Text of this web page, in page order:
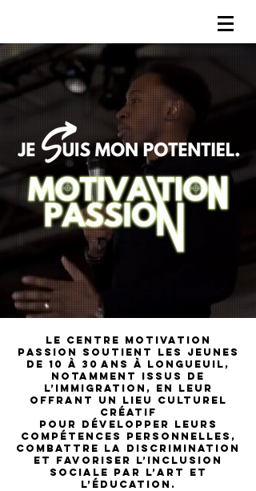
Le Centre Motivation
Passion soutient les jeunes
de 10 à 30 ans à Longueuil,
notamment issus de
l’immigration, en leur
offrant un lieu culturel
créatif
pour développer leurs
compétences personnelles,
combattre la discrimination
et favoriser l’inclusion
sociale par l’art et
l’éducation.